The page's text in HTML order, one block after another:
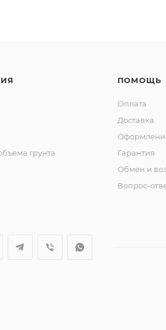
грунта
ПОМОЩЬ
Оплата
Доставка
Гарантия
Обмен и
Вопрос-